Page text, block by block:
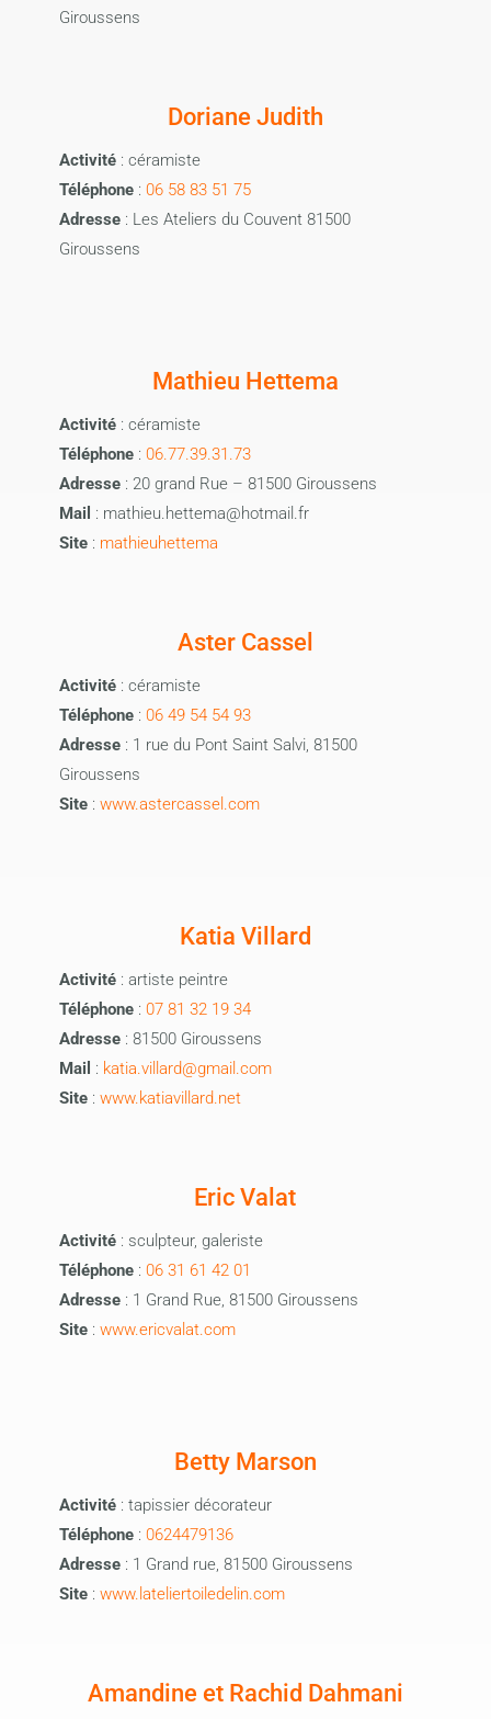
Giroussens
Doriane Judith
Activité: céramiste
Téléphone: 06 58 83 51 75
Adresse : Les Ateliers du Couvent 81500
Giroussens
Mathieu Hettema
Activité : céramiste
Téléphone: 06.77.39.31.73
Adresse : 20 grand Rue – 81500 Giroussens
Mail : mathieu.hettema@hotmail.fr
Site: mathieuhettema
Aster Cassel
Activité : céramiste
Téléphone: 06 49 54 54 93
Adresse : 1 rue du Pont Saint Salvi, 81500
Giroussens
Site: www.astercassel.com
Katia Villard
Activité : artiste peintre
Téléphone: 07 81 32 19 34
Adresse : 81500 Giroussens
Mail : katia.villard@gmail.com
Site: www.katiavillard.net
Eric Valat
Activité : sculpteur, galeriste
Téléphone: 06 31 61 42 01
Adresse : 1 Grand Rue, 81500 Giroussens
Site: www.ericvalat.com
Betty Marson
Activité : tapissier décorateur
Téléphone: 0624479136
Adresse : 1 Grand rue, 81500 Giroussens
Site: www.lateliertoiledelin.com
Amandine et Rachid Dahmani